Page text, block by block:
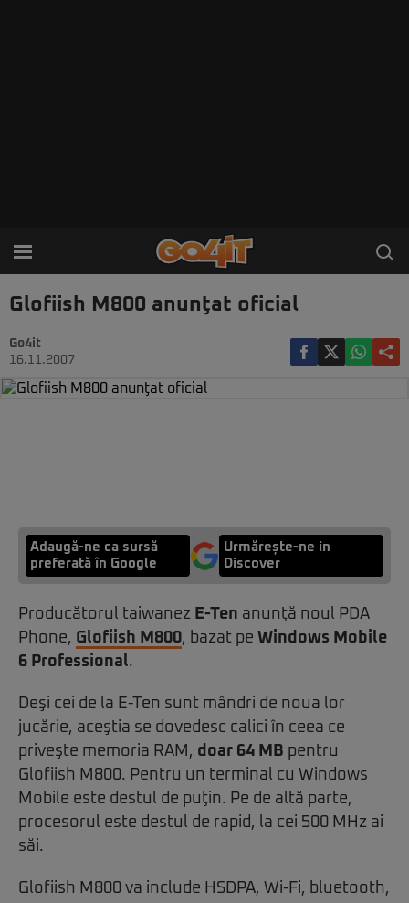
Glofiish M800 anunţat oficial
Go4it
16.11.2007
Adaugă-ne ca sursă
preferată în Google
Urmărește-ne in
Discover
Producătorul taiwanez E-Ten anunţă noul PDA
Phone, Glofiish M800, bazat pe Windows Mobile
6 Professional.
Deşi cei de la E-Ten sunt mândri de noua lor
jucărie, aceştia se dovedesc calici în ceea ce
priveşte memoria RAM, doar 64 MB pentru
Glofiish M800. Pentru un terminal cu Windows
Mobile este destul de puţin. Pe de altă parte,
procesorul este destul de rapid, la cei 500 MHz ai
săi.
Glofiish M800 va include HSDPA, Wi-Fi, bluetooth,